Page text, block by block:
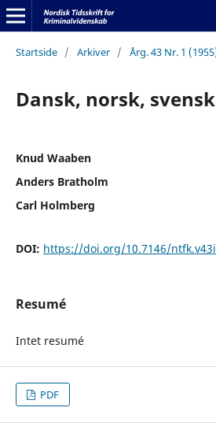
Startside / Arkiver / Årg. 43 Nr. 1
Dansk, norsk,
Knud Waaben
Anders Bratholm
Carl Holmberg
DOI: https://doi.org/10.7146/
Resumé
Intet resumé
PDF